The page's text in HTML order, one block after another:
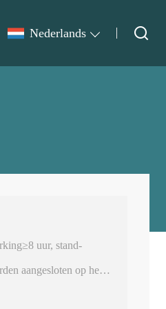
Nederlands
uur, stand-
aangesloten op het
is ongeveer 4,6